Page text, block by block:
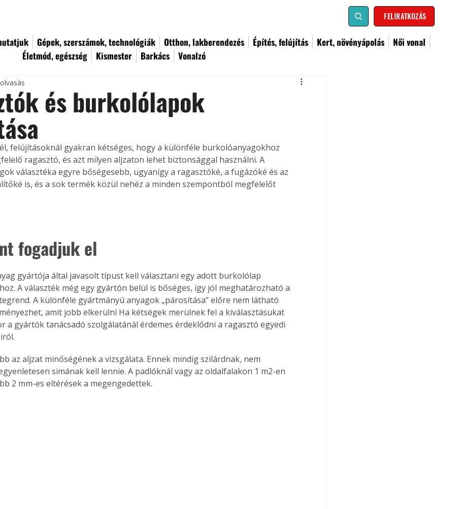
FELIRATKOZÁS
Gépek, szerszámok, technológiák Otthon, lakberendezés Építés, felújítás Kert, növényápolás
Női vonal
Életmód, egészség
Kismester Barkács Vonalzó
és burkolólapok
felújításoknál gyakran kétséges, hogy a különféle burkoló­anyagokhoz
ragasztó, és azt milyen aljzaton lehet biztonsággal használni. A
választéka egyre bőségesebb, ugyanígy a ragasztóké, a fugázóké és az
is, és a sok termék közül nehéz a minden szempontból megfelelőt
fogadjuk el
gyártója által javasolt típust kell választani egy adott burkolólap
A választék még egy gyártón belül is bőséges, így jól meghatározható a
A különféle gyártmányú anyagok „párosítása” előre nem látható
amit jobb elkerülni Ha kétségek merülnek fel a kiválasztásukat
a gyártók tanácsadó szolgálatánál érdemes érdeklődni a ragasztó egyedi
az aljzat minőségének a vizsgálata. Ennek mindig szilárdnak, nem
simának kell lennie. A padlóknál vagy az oldalfalakon 1 m2-en
2 mm-es eltérések a megengedettek.